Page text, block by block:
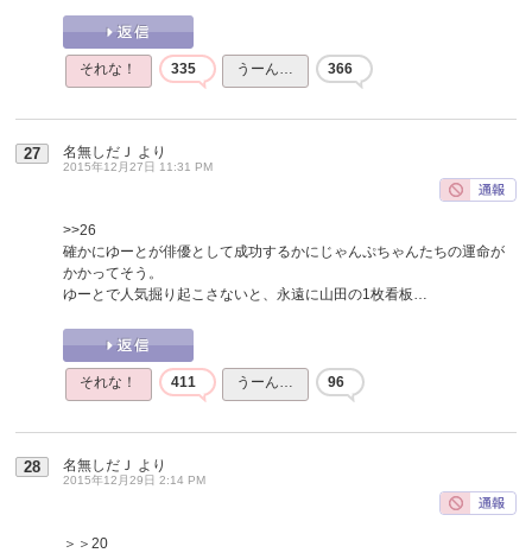
それな！ 335 うーん… 366
27 名無しだＪ より
2015年12月27日 11:31 PM
>>26
確かにゆーとが俳優として成功するかにじゃんぷちゃんたちの運命が
かかってそう。
ゆーとで人気掘り起こさないと、永遠に山田の1枚看板…
それな！ 411 うーん… 96
28 名無しだＪ より
2015年12月29日 2:14 PM
＞＞20